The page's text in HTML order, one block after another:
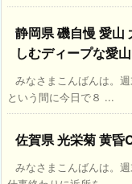
静岡県 磯自慢 愛
しむディープな愛
みなさまこんばんは。
という間に今日で８ ...
佐賀県 光栄菊 黄
みなさまこんばんは。